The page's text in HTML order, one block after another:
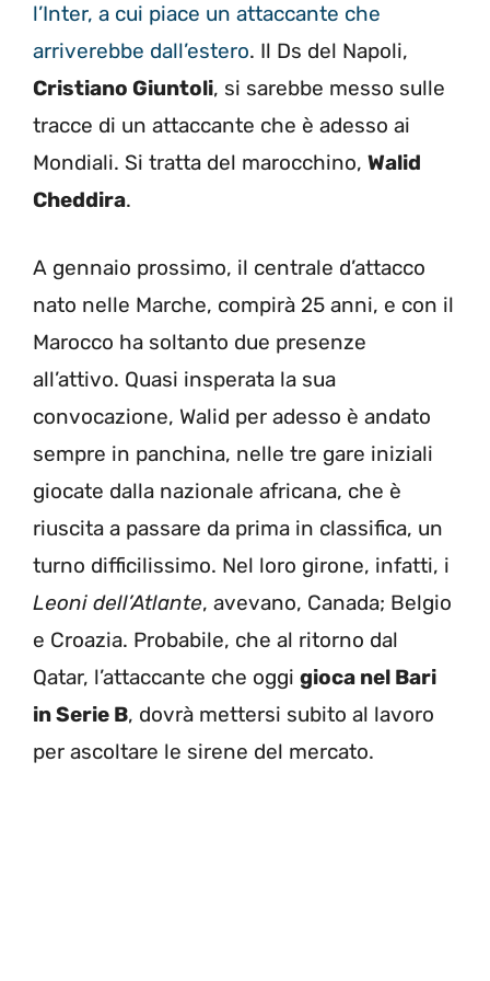
l’Inter, a cui piace un attaccante che
arriverebbe dall’estero. Il Ds del Napoli,
Cristiano Giuntoli, si sarebbe messo sulle
tracce di un attaccante che è adesso ai
Mondiali. Si tratta del marocchino, Walid
Cheddira.
A gennaio prossimo, il centrale d’attacco
nato nelle Marche, compirà 25 anni, e con il
Marocco ha soltanto due presenze
all’attivo. Quasi insperata la sua
convocazione, Walid per adesso è andato
sempre in panchina, nelle tre gare iniziali
giocate dalla nazionale africana, che è
riuscita a passare da prima in classifica, un
turno difficilissimo. Nel loro girone, infatti, i
Leoni dell’Atlante, avevano, Canada; Belgio
e Croazia. Probabile, che al ritorno dal
Qatar, l’attaccante che oggi gioca nel Bari
in Serie B, dovrà mettersi subito al lavoro
per ascoltare le sirene del mercato.